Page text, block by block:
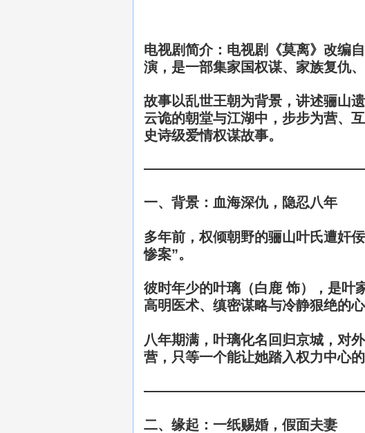
电视剧简介： 电视剧《莫离》改编
演，是一部集家国权谋、家族复仇
故事以乱世王朝为背景，讲述骊山
云诡的朝堂与江湖中，步步为营、
史诗级爱情权谋故事。
一、背景：血海深仇，隐忍八年
多年前，权倾朝野的骊山叶氏遭奸
惨案”。
彼时年少的叶璃（白鹿 饰） ，是叶
高明医术、缜密谋略与冷静狠绝的
八年期满，叶璃化名回归京城，对
营，只等一个能让她踏入权力中心的
二、缘起：一纸赐婚，假面夫妻